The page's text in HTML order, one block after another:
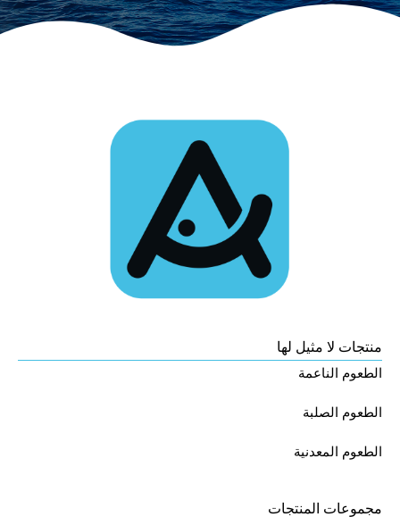
منتجات لا مثيل لها
الطعوم الناعمة
الطعوم الصلبة
الطعوم المعدنية
مجموعات المنتجات